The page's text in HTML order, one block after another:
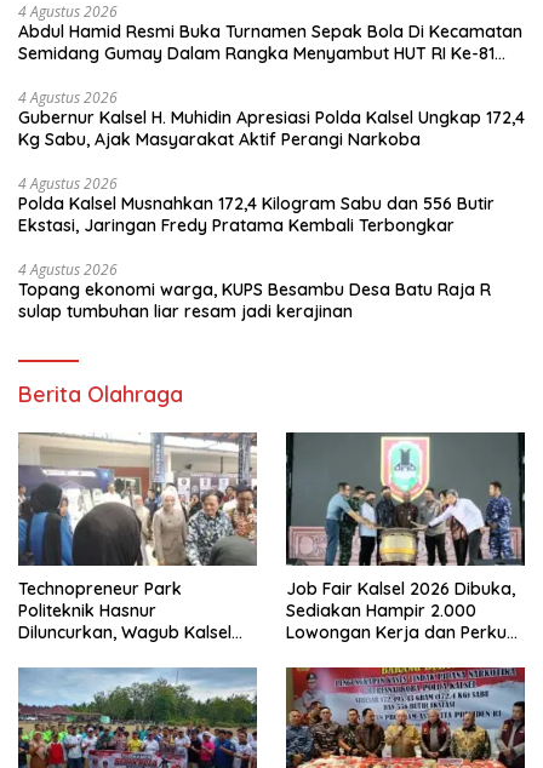
4 Agustus 2026
Abdul Hamid Resmi Buka Turnamen Sepak Bola Di Kecamatan
Semidang Gumay Dalam Rangka Menyambut HUT RI Ke-81
4 Agustus 2026
Gubernur Kalsel H. Muhidin Apresiasi Polda Kalsel Ungkap 172,4
Kg Sabu, Ajak Masyarakat Aktif Perangi Narkoba
4 Agustus 2026
Polda Kalsel Musnahkan 172,4 Kilogram Sabu dan 556 Butir
Ekstasi, Jaringan Fredy Pratama Kembali Terbongkar
4 Agustus 2026
Topang ekonomi warga, KUPS Besambu Desa Batu Raja R
sulap tumbuhan liar resam jadi kerajinan
Berita Olahraga
Technopreneur Park
Politeknik Hasnur
Diluncurkan, Wagub Kalsel
Usaha Berbasis Inovasi
Job Fair Kalsel 2026 Dibuka,
Sediakan Hampir 2.000
Lowongan Kerja dan Perkuat